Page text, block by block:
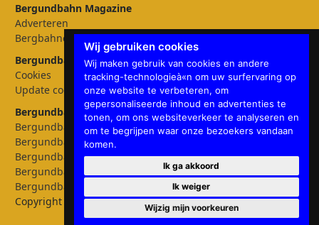
Wij gebruiken cookies
Wij maken gebruik van cookies en andere
tracking-technologieà«n om uw surfervaring op
onze website te verbeteren, om
gepersonaliseerde inhoud en advertenties te
tonen, om ons websiteverkeer te analyseren en
om te begrijpen waar onze bezoekers vandaan
komen.
Ik ga akkoord
Ik weiger
Wijzig mijn voorkeuren
Bergundbahn Magazine
Adverteren
Bergbahnen
Bergundbahn Instellingen
Cookies
Update cookies preferences
Bergundbahn talen
Bergundbahn Deutschland
Bergundbahn Österreich
Bergundbahn Nederland
Bergundbahn België
Bergundbahn English
Copyright © 2026 Bergundbahn
✕